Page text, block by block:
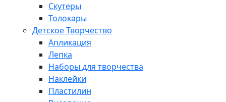
Скутеры
Толокары
Детское Творчество
Апликация
Лепка
Наборы для творчества
Наклейки
Пластилин